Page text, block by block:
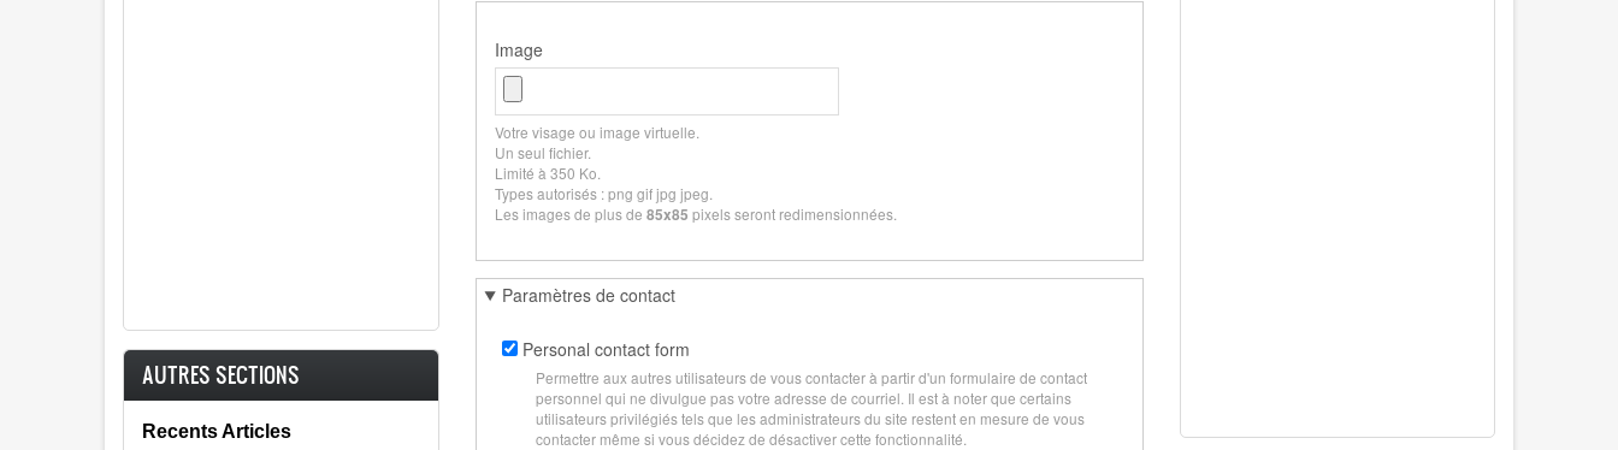
AUTRES SECTIONS
Recents Articles
Image
Votre visage ou image virtuelle.
Un seul fichier.
Limité à 350 Ko.
Types autorisés : png gif jpg jpeg.
Les images de plus de 85x85 pixels seront redimensionnées.
Paramètres de contact
Personal contact form
Permettre aux autres utilisateurs de vous contacter à partir d'un formulaire de contact
personnel qui ne divulgue pas votre adresse de courriel. Il est à noter que certains
utilisateurs privilégiés tels que les administrateurs du site restent en mesure de vous
contacter même si vous décidez de désactiver cette fonctionnalité.